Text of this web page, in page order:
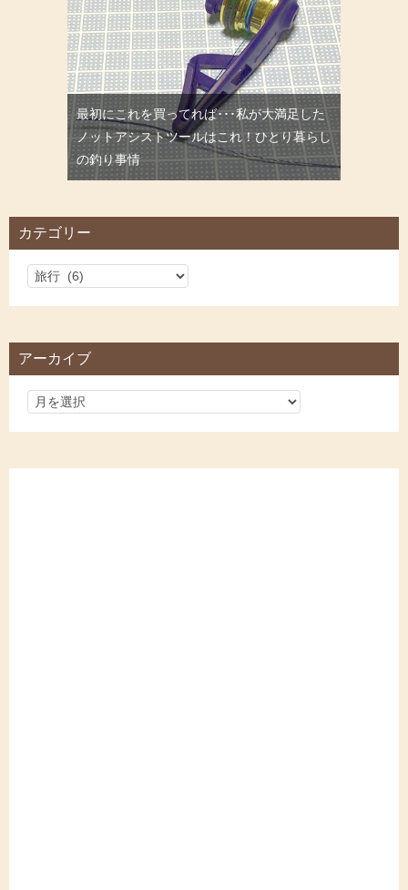
最初にこれを買ってれば･･･私が大満足した
ノットアシストツールはこれ！ひとり暮らし
の釣り事情
カテゴリー
カ
リ
アーカイブ